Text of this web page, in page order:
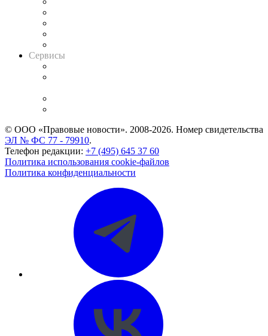
Сервисы
© ООО «Правовые новости». 2008-2026. Номер свидетельства
ЭЛ № ФС 77 - 79910.
Телефон редакции: +7 (495) 645 37 60
Политика использования cookie-файлов
Политика конфиденциальности